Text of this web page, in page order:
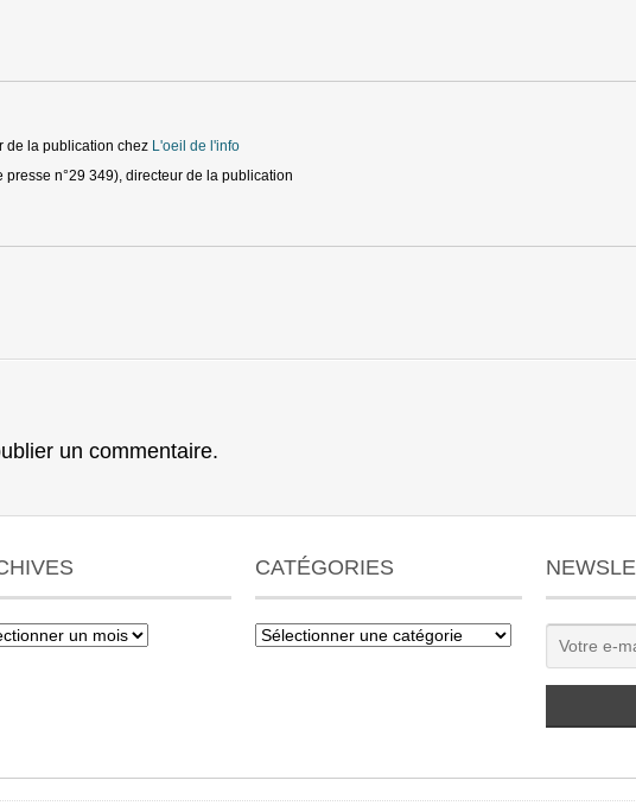
de la publication chez L'oeil de l'info
n°29 349), directeur de la publication
un commentaire.
CATÉGORIES
Catégories